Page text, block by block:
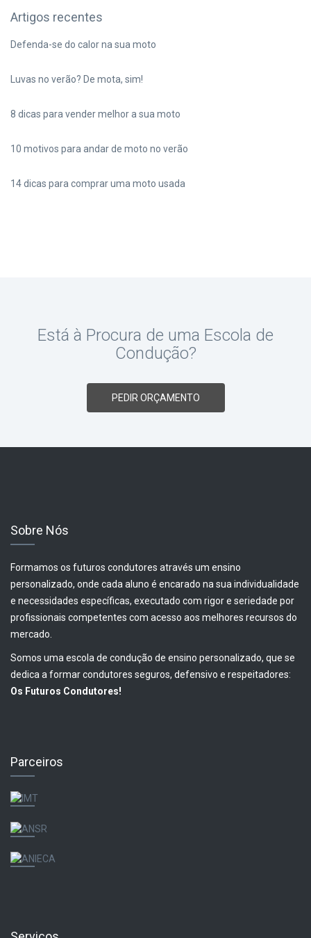
Artigos recentes
Defenda-se do calor na sua moto
Luvas no verão? De mota, sim!
8 dicas para vender melhor a sua moto
10 motivos para andar de moto no verão
14 dicas para comprar uma moto usada
Está à Procura de uma Escola de
Condução?
PEDIR ORÇAMENTO
Sobre Nós
Formamos os futuros condutores através um ensino
personalizado, onde cada aluno é encarado na sua individualidade
e necessidades específicas, executado com rigor e seriedade por
profissionais competentes com acesso aos melhores recursos do
mercado.
Somos uma escola de condução de ensino personalizado, que se
dedica a formar condutores seguros, defensivo e respeitadores:
Os Futuros Condutores!
Parceiros